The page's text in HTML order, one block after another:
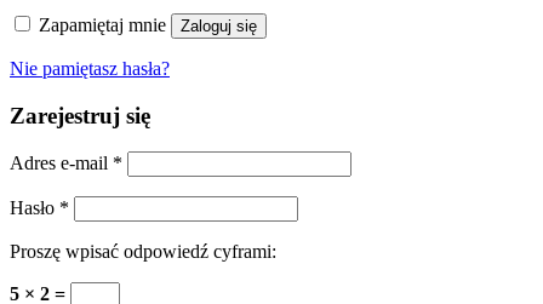
Zapamiętaj mnie Zaloguj się
Nie pamiętasz hasła?
Zarejestruj się
Adres e-mail *
Hasło *
Proszę wpisać odpowiedź cyframi:
5 × 2 =